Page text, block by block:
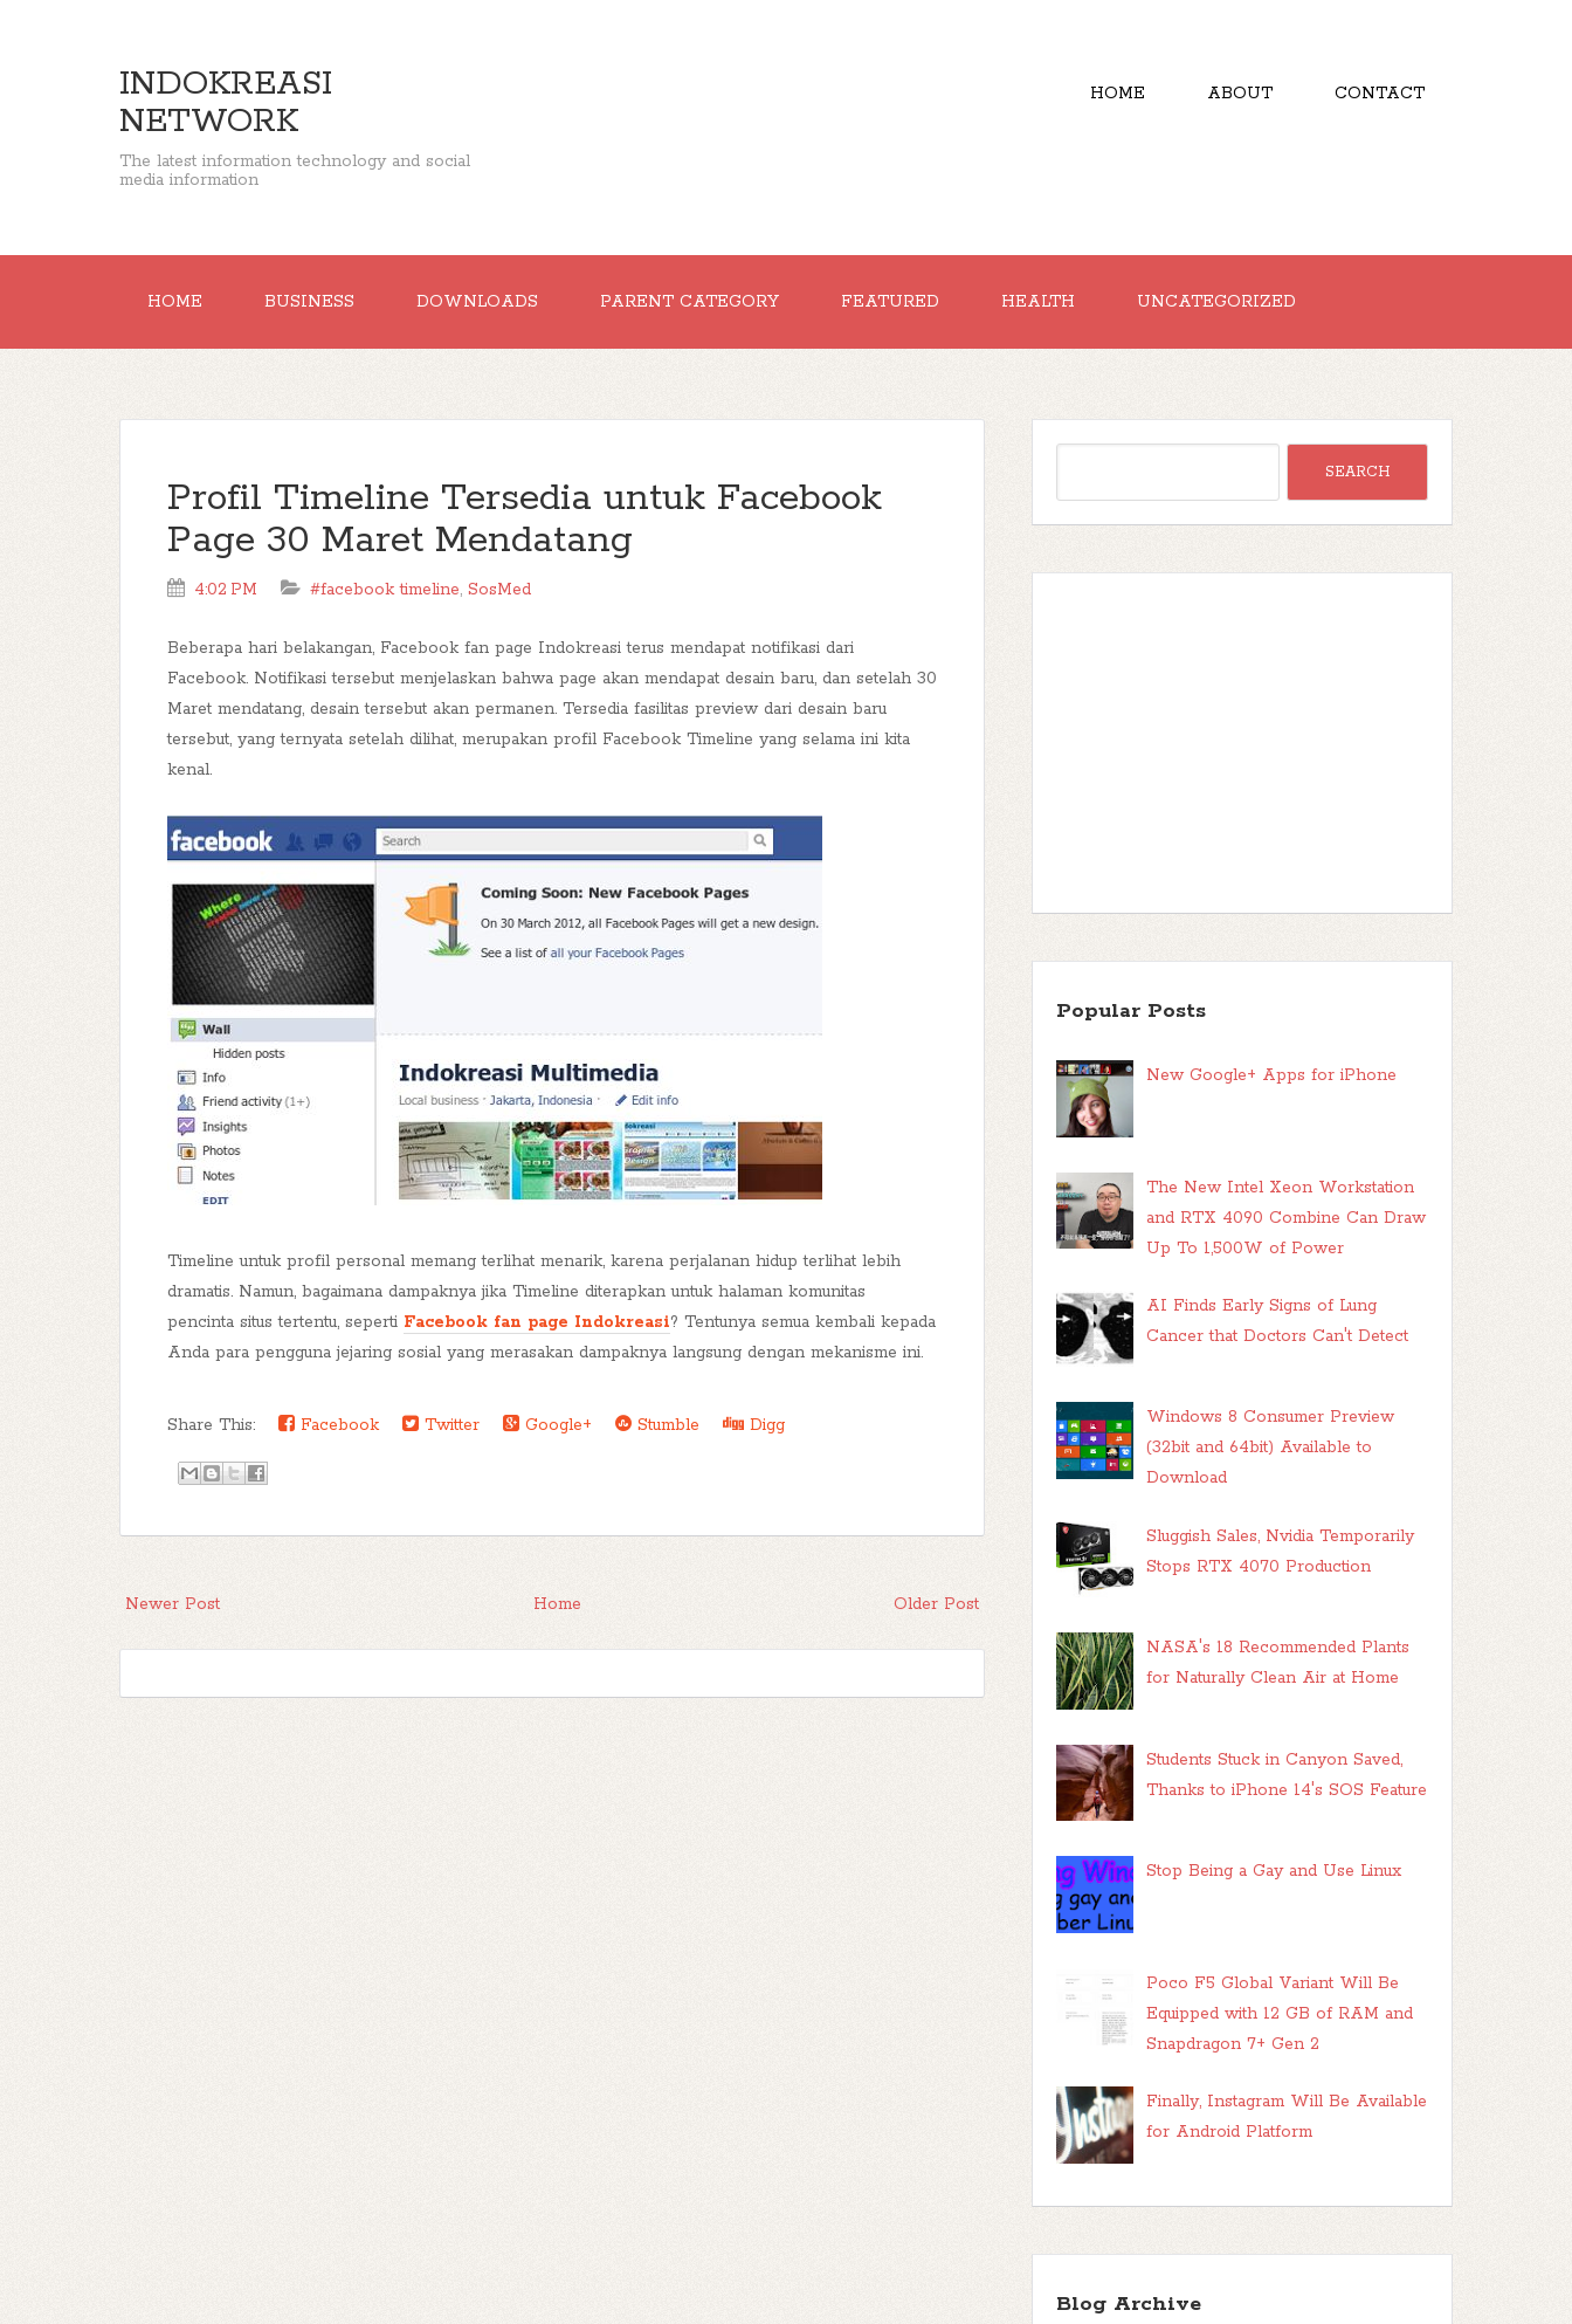
INDOKREASI
NETWORK
The latest information technology and social
media information
HOME ABOUT CONTACT
HOME BUSINESS DOWNLOADS PARENT CATEGORY FEATURED HEALTH UNCATEGORIZED
Profil Timeline Tersedia untuk Facebook
Page 30 Maret Mendatang
4:02 PM #facebook timeline, SosMed
Beberapa hari belakangan, Facebook fan page Indokreasi terus mendapat notifikasi dari
Facebook. Notifikasi tersebut menjelaskan bahwa page akan mendapat desain baru, dan setelah 30
Maret mendatang, desain tersebut akan permanen. Tersedia fasilitas preview dari desain baru
tersebut, yang ternyata setelah dilihat, merupakan profil Facebook Timeline yang selama ini kita
kenal.
Timeline untuk profil personal memang terlihat menarik, karena perjalanan hidup terlihat lebih
dramatis. Namun, bagaimana dampaknya jika Timeline diterapkan untuk halaman komunitas
pencinta situs tertentu, seperti Facebook fan page Indokreasi? Tentunya semua kembali kepada
Anda para pengguna jejaring sosial yang merasakan dampaknya langsung dengan mekanisme ini.
Share This: Facebook Twitter Google+ Stumble Digg
Newer Post Older Post
Home
Popular Posts
New Google+ Apps for iPhone
The New Intel Xeon Workstation
and RTX 4090 Combine Can Draw
Up To 1,500W of Power
AI Finds Early Signs of Lung
Cancer that Doctors Can't Detect
Windows 8 Consumer Preview
(32bit and 64bit) Available to
Download
Sluggish Sales, Nvidia Temporarily
Stops RTX 4070 Production
NASA's 18 Recommended Plants
for Naturally Clean Air at Home
Students Stuck in Canyon Saved,
Thanks to iPhone 14's SOS Feature
Stop Being a Gay and Use Linux
Poco F5 Global Variant Will Be
Equipped with 12 GB of RAM and
Snapdragon 7+ Gen 2
Finally, Instagram Will Be Available
for Android Platform
Blog Archive